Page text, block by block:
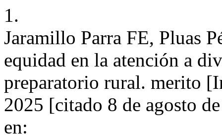
1.
Jaramillo Parra FE, Pluas
equidad en la atención a
preparatorio rural. merito
2025 [citado 8 de agosto
en: